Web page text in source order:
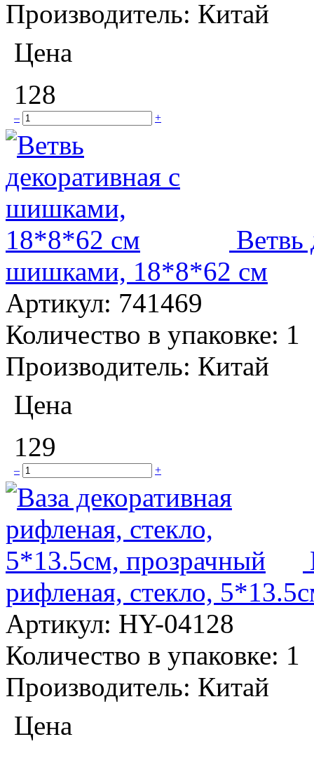
Производитель: Китай
Цена
128
– +
Ветвь
шишками, 18*8*62 см
Артикул: 741469
Количество в упаковке: 1
Производитель: Китай
Цена
129
– +
рифленая, стекло,
Артикул: HY-04128
Количество в упаковке: 1
Производитель: Китай
Цена